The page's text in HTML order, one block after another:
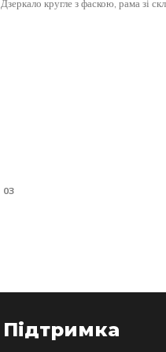
Дзеркало кругле з фаскою, рама зі
Підтримка